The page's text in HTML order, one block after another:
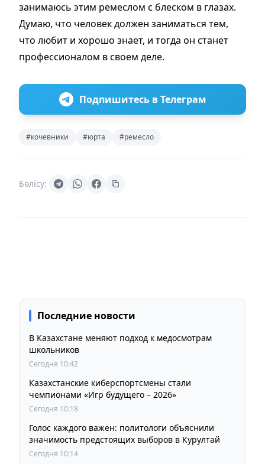
занимаюсь этим ремеслом с блеском в глазах.
Думаю, что человек должен заниматься тем,
что любит и хорошо знает, и тогда он станет
профессионалом в своем деле.
Подпишитесь в Телеграм
#кочевники #юрта #ремесло
Бөлісу:
Последние новости
В Казахстане меняют подход к медосмотрам
школьников
Сегодня 10:42
Казахстанские киберспортсмены стали
чемпионами «Игр будущего – 2026»
Сегодня 10:18
Голос каждого важен: политологи объяснили
значимость предстоящих выборов в Курултай
Сегодня 10:14